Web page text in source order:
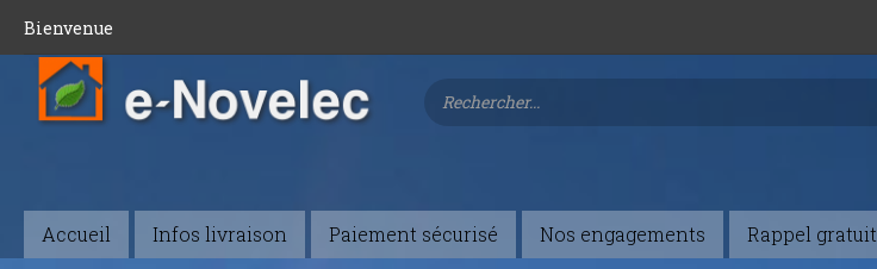
Bienvenue
Accueil Infos livraison Paiement sécurisé Nos engagements Rappel gratuit